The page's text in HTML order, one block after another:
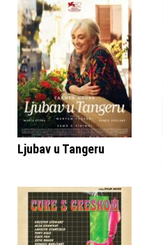
Ljubav u Tangeru